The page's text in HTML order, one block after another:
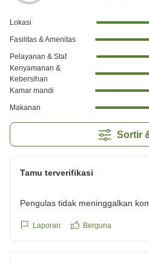
Lokasi
Fasilitas & Amenitas
Pelayanan & Staf
Kenyamanan &
Kebersihan
Kamar mandi
Makanan
Sortir
Tamu terverifikasi
Pengulas tidak meninggalkan
Laporan Berguna